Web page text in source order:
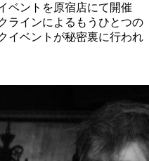
ベントを原宿店にて開催
ラインによるもうひとつの
イベントが秘密裏に行われ